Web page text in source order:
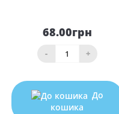
68.00грн
- +
До
кошика